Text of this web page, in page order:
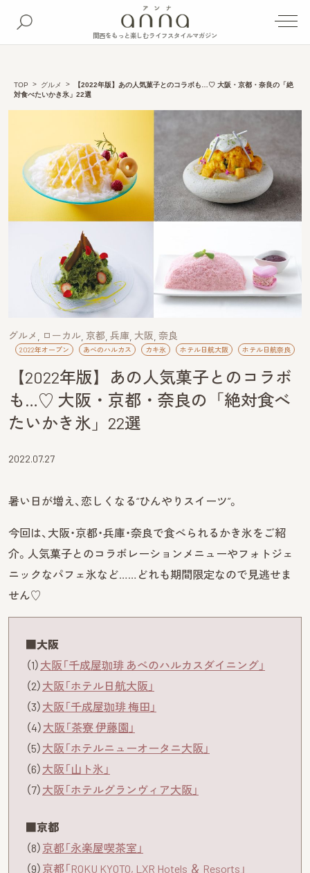
関西をもっと楽しむライフスタイルマガジン
TOP グルメ
【2022年版】あの人気菓子とのコラボも…♡ 大阪・京都・奈良の「絶
対食べたいかき氷」22選
グルメ ローカル 京都 兵庫 大阪 奈良
2022年オープン あべのハルカス カキ氷 ホテル日航大阪 ホテル日航奈良
【2022年版】あの人気菓子とのコラボ
も…♡ 大阪・京都・奈良の「絶対食べ
たいかき氷」22選
2022.07.27
暑い日が増え、恋しくなる“ひんやりスイーツ”。
今回は、大阪・京都・兵庫・奈良で食べられるかき氷をご紹
介。人気菓子とのコラボレーションメニューやフォトジェ
ニックなパフェ氷など……どれも期間限定なので見逃せま
せん♡
■大阪
（1） 大阪「千成屋珈琲 あべのハルカスダイニング」
（2） 大阪「ホテル日航大阪」
（3） 大阪「千成屋珈琲 梅田」
（4） 大阪「茶寮 伊藤園」
（5） 大阪「ホテルニューオータニ大阪」
（6） 大阪「山ト氷」
（7） 大阪「ホテルグランヴィア大阪」
■京都
（8） 京都「永楽屋喫茶室」
（9） 京都「ROKU KYOTO, LXR Hotels ＆ Resorts」